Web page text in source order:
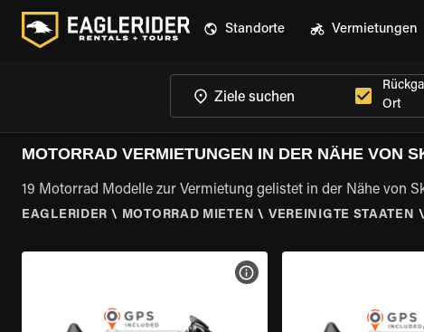
Standorte Vermietungen
Ort
MOTORRAD VERMIETUNGEN IN DER NÄHE VON
19 Motorrad Modelle zur Vermietung gelistet in der Nähe von
EAGLERIDER \ MOTORRAD MIETEN \ VEREINIGTE STAATEN \
MOTORRAD-DETAILS ANZEIGEN